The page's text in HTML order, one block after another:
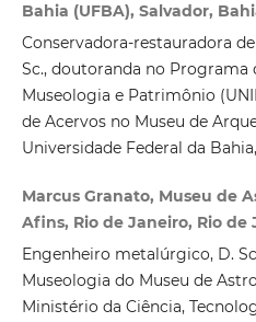
Bahia (UFBA), Salvador,
Conservadora-restauradora
Sc., doutoranda no Programa
Museologia e Patrimônio
de Acervos no Museu de
Universidade Federal da
Marcus Granato, Museu de
Afins, Rio de Janeiro, Rio de
Engenheiro metalúrgico, D.
Museologia do Museu de
Ministério da Ciência,